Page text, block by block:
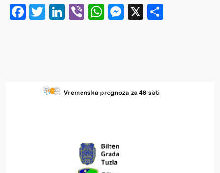
Facebook
Twitter
LinkedIn
ViberWhatsApp
Messenger
X